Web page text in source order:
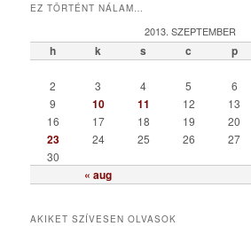
e
ó
r
EZ TÖRTÉNT NÁLAM…
2013. SZEPTEMBER
h k s c p
« aug
2
3 4 5 6
9 10 11 12 13
16 17 18 19 20
23
24 25 26 27
30
AKIKET SZÍVESEN OLVASOK